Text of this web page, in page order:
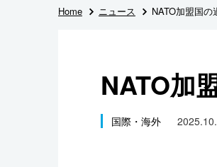
政治・外交
国際
トップ
Home ニュース NATO加盟国
NATO加
国際・海外